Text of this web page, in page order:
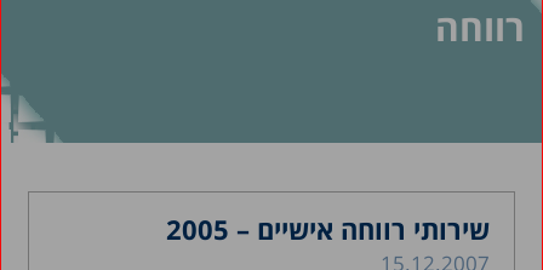
רווחה
שירותי רווחה אישיים – 2005
15.12.2007